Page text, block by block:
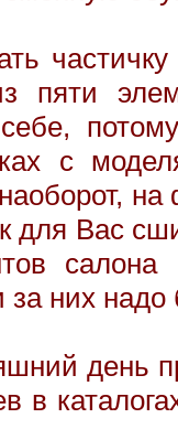
пяти
с
для Вас
них надо
день
в